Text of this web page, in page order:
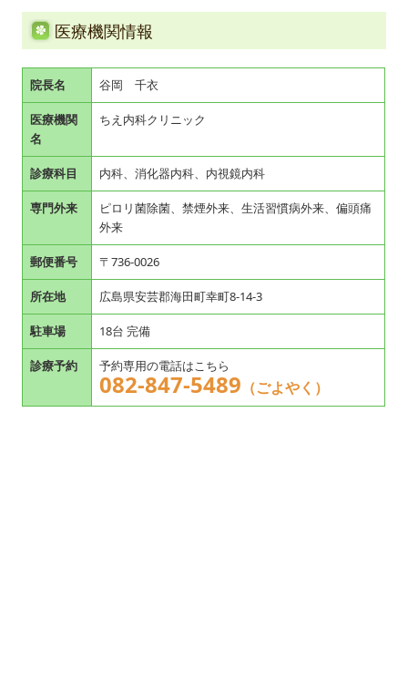
医療機関情報
院長名 谷岡 千衣
医療機関
名
ちえ内科クリニック
診療科目 内科、消化器内科、内視鏡内科
専門外来
ピロリ菌除菌、禁煙外来、生活習慣病外来、偏頭痛
外来
郵便番号 〒736-0026
所在地 広島県安芸郡海田町幸町8-14-3
駐車場 18台 完備
診療予約 予約専用の電話はこちら
082-847-5489 （ごよやく）